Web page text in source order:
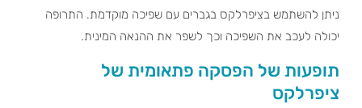
ניתן להשתמש בציפרלקס בגברים עם שפיכה מוקדמת. התרופה
יכולה לעכב את השפיכה וכך לשפר את ההנאה המינית.
תופעות של הפסקה פתאומית של
ציפרלקס